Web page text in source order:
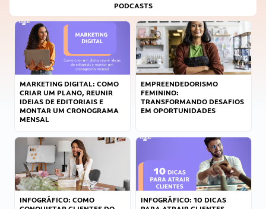
PODCASTS
MARKETING DIGITAL: COMO
CRIAR UM PLANO, REUNIR
IDEIAS DE EDITORIAIS E
MONTAR UM CRONOGRAMA
MENSAL
EMPREENDEDORISMO
FEMININO:
TRANSFORMANDO DESAFIOS
EM OPORTUNIDADES
INFOGRÁFICO: COMO
INFOGRÁFICO: 10 DICAS